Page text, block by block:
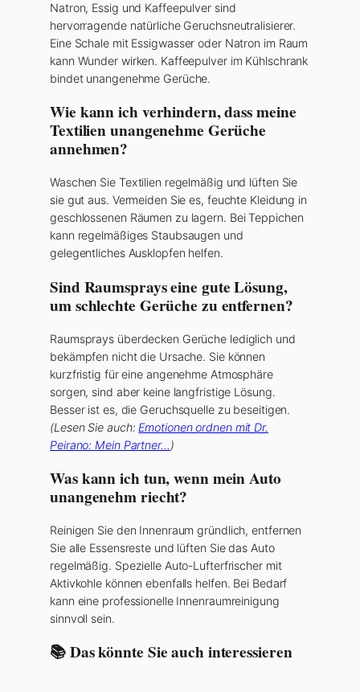
Natron, Essig und Kaffeepulver sind
hervorragende natürliche Geruchsneutralisierer.
Eine Schale mit Essigwasser oder Natron im Raum
kann Wunder wirken. Kaffeepulver im Kühlschrank
bindet unangenehme Gerüche.
Wie kann ich verhindern, dass meine
Textilien unangenehme Gerüche
annehmen?
Waschen Sie Textilien regelmäßig und lüften Sie
sie gut aus. Vermeiden Sie es, feuchte Kleidung in
geschlossenen Räumen zu lagern. Bei Teppichen
kann regelmäßiges Staubsaugen und
gelegentliches Ausklopfen helfen.
Sind Raumsprays eine gute Lösung,
um schlechte Gerüche zu entfernen?
Raumsprays überdecken Gerüche lediglich und
bekämpfen nicht die Ursache. Sie können
kurzfristig für eine angenehme Atmosphäre
sorgen, sind aber keine langfristige Lösung.
Besser ist es, die Geruchsquelle zu beseitigen.
(Lesen Sie auch: Emotionen ordnen mit Dr.
Peirano: Mein Partner…)
Was kann ich tun, wenn mein Auto
unangenehm riecht?
Reinigen Sie den Innenraum gründlich, entfernen
Sie alle Essensreste und lüften Sie das Auto
regelmäßig. Spezielle Auto-Lufterfrischer mit
Aktivkohle können ebenfalls helfen. Bei Bedarf
kann eine professionelle Innenraumreinigung
sinnvoll sein.
📚 Das könnte Sie auch interessieren